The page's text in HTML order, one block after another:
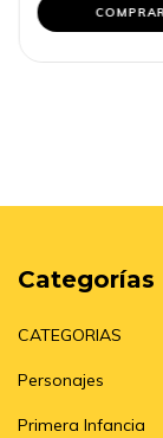
Categorías
CATEGORIAS
Personajes
Primera Infancia